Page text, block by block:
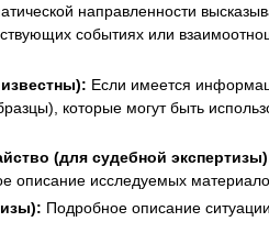
направленности
событиях или
Если имеется
которые могут быть
(для судебной
описание исследуемых
Подробное описание